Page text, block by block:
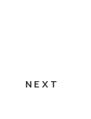
NEXT